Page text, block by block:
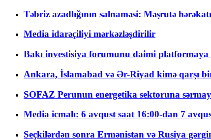
Təbriz azadlığının salnaməsi: Məşrutə
Media idarəçiliyi mərkəzləşdirilir
Bakı investisiya forumunu daimi
Ankara, İslamabad və Ər-Riyad kimə qarşı
SOFAZ Perunun energetika sektoruna
Media icmalı: 6 avqust saat 16:00-dan 7
Seçkilərdən sonra Ermənistan və Rusiya